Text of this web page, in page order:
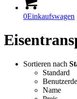
0Einkaufswagen
Sortieren nach
Standard
Name